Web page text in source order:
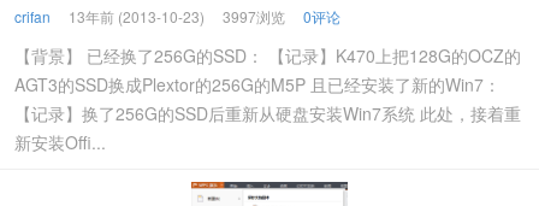
crifan 13年前 (2013-10-23) 3997浏览 0评论
【背景】 已经换了256G的SSD： 【记录】K470上把128G的OCZ的
AGT3的SSD换成Plextor的256G的M5P 且已经安装了新的Win7：
【记录】换了256G的SSD后重新从硬盘安装Win7系统 此处，接着重
新安装Offi...